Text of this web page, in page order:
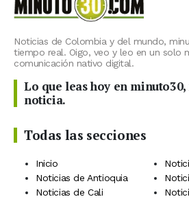
Noticias de Colombia y del mundo,
tiempo real. Oigo, veo y leo en un solo
comunicación nativo digital.
Lo que leas hoy en
noticia.
Todas las secciones
Inicio
Noticias de Antioquia
Noticias de Cali